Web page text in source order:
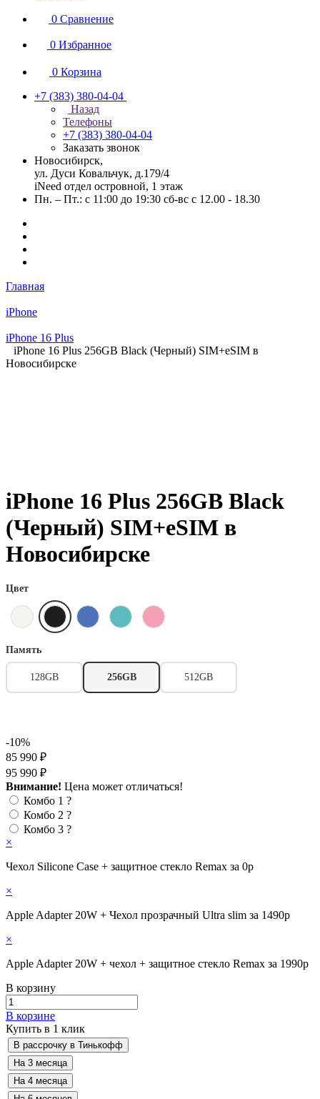
0 Сравнение
0 Избранное
0 Корзина
+7 (383) 380-04-04
Назад
Телефоны
+7 (383) 380-04-04
Заказать звонок
Новосибирск,
ул. Дуси Ковальчук, д.179/4
iNeed отдел островной, 1 этаж
Пн. – Пт.: с 11:00 до 19:30 сб-вс с 12.00 - 18.30
Главная
iPhone
iPhone 16 Plus
iPhone 16 Plus 256GB Black (Черный) SIM+eSIM в
Новосибирске
iPhone 16 Plus 256GB Black
(Черный) SIM+eSIM в
Новосибирске
Цвет
Память
128GB 256GB 512GB
-10%
85 990 ₽
95 990 ₽
Внимание! Цена может отличаться!
Комбо 1 ?
Комбо 2 ?
Комбо 3 ?
×
Чехол Silicone Case + защитное стекло Remax за 0р
×
Apple Adapter 20W + Чехол прозрачный Ultra slim за 1490р
×
Apple Adapter 20W + чехол + защитное стекло Remax за 1990р
В корзину
В корзине
Купить в 1 клик